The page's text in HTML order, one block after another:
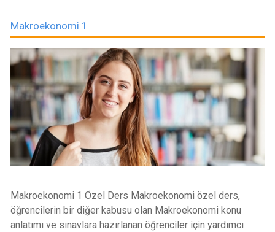
Makroekonomi 1
Makroekonomi 1 Özel Ders Makroekonomi özel ders,
öğrencilerin bir diğer kabusu olan Makroekonomi konu
anlatımı ve sınavlara hazırlanan öğrenciler için yardımcı